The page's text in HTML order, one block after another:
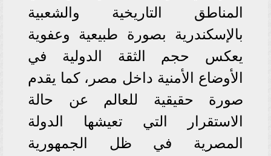
المناطق التاريخية والشعبية
بالإسكندرية بصورة طبيعية وعفوية
يعكس حجم الثقة الدولية في
الأوضاع الأمنية داخل مصر، كما يقدم
صورة حقيقية للعالم عن حالة
الاستقرار التي تعيشها الدولة
المصرية في ظل الجمهورية